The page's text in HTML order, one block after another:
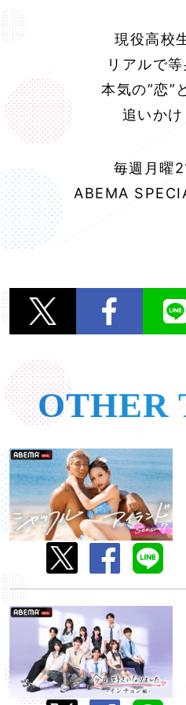
現役高校
リアルで等
本気の”恋”
追いかけ
毎週月曜
ABEMA
OTHER